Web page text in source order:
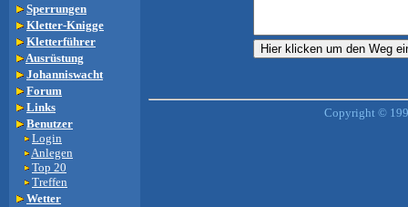
Sperrungen
Kletter-Knigge
Kletterführer
Ausrüstung
Johanniswacht
Forum
Links
Benutzer
Login
Anlegen
Top 20
Treffen
Wetter
Copyright ©